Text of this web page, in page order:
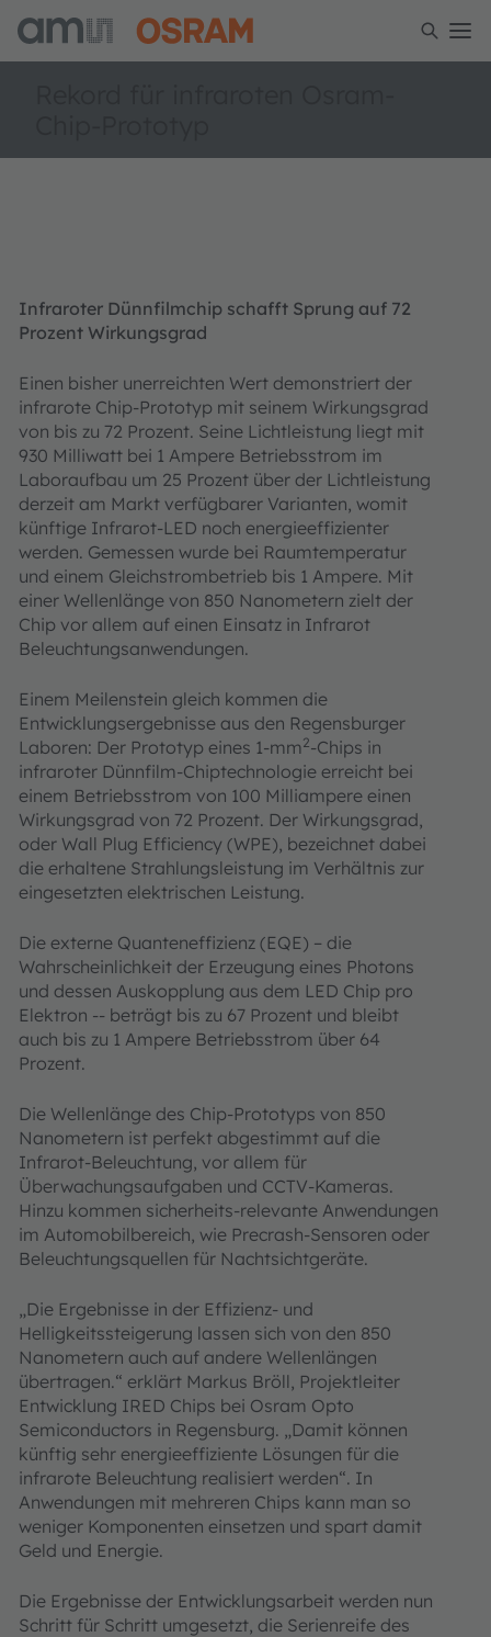
Infraroter Dünnfilmchip schafft Sprung auf 72
Prozent Wirkungsgrad
Einen bisher unerreichten Wert demonstriert der
infrarote Chip-Prototyp mit seinem Wirkungsgrad
von bis zu 72 Prozent. Seine Lichtleistung liegt mit
930 Milliwatt bei 1 Ampere Betriebsstrom im
Laboraufbau um 25 Prozent über der Lichtleistung
derzeit am Markt verfügbarer Varianten, womit
künftige Infrarot-LED noch energieeffizienter
werden. Gemessen wurde bei Raumtemperatur
und einem Gleichstrombetrieb bis 1 Ampere. Mit
einer Wellenlänge von 850 Nanometern zielt der
Chip vor allem auf einen Einsatz in Infrarot
Beleuchtungsanwendungen.
Einem Meilenstein gleich kommen die
Entwicklungsergebnisse aus den Regensburger
Laboren: Der Prototyp eines 1-mm2-Chips in
infraroter Dünnfilm-Chiptechnologie erreicht bei
einem Betriebsstrom von 100 Milliampere einen
Wirkungsgrad von 72 Prozent. Der Wirkungsgrad,
oder Wall Plug Efficiency (WPE), bezeichnet dabei
die erhaltene Strahlungsleistung im Verhältnis zur
eingesetzten elektrischen Leistung.
Die externe Quanteneffizienz (EQE) – die
Wahrscheinlichkeit der Erzeugung eines Photons
und dessen Auskopplung aus dem LED Chip pro
Elektron -- beträgt bis zu 67 Prozent und bleibt
auch bis zu 1 Ampere Betriebsstrom über 64
Prozent.
Die Wellenlänge des Chip-Prototyps von 850
Nanometern ist perfekt abgestimmt auf die
Infrarot-Beleuchtung, vor allem für
Überwachungsaufgaben und CCTV-Kameras.
Hinzu kommen sicherheits-relevante Anwendungen
im Automobilbereich, wie Precrash-Sensoren oder
Beleuchtungsquellen für Nachtsichtgeräte.
„Die Ergebnisse in der Effizienz- und
Helligkeitssteigerung lassen sich von den 850
Nanometern auch auf andere Wellenlängen
übertragen.“ erklärt Markus Bröll, Projektleiter
Entwicklung IRED Chips bei Osram Opto
Semiconductors in Regensburg. „Damit können
künftig sehr energieeffiziente Lösungen für die
infrarote Beleuchtung realisiert werden“. In
Anwendungen mit mehreren Chips kann man so
weniger Komponenten einsetzen und spart damit
Geld und Energie.
Die Ergebnisse der Entwicklungsarbeit werden nun
Schritt für Schritt umgesetzt, die Serienreife des